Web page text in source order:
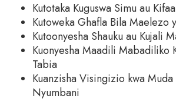
Kutotaka Kuguswa Simu au
Kutoweka Ghafla Bila Maelezo
Kutoonyesha Shauku au Kujali
Kuonyesha Maadili Mabadiliko
Tabia
Kuanzisha Visingizio kwa
Nyumbani